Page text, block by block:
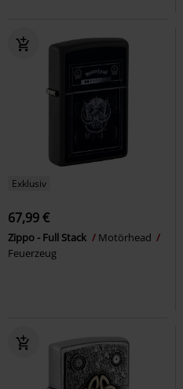
Exklusiv
67,99 €
Zippo - Full Stack
Motörhead
Feuerzeug